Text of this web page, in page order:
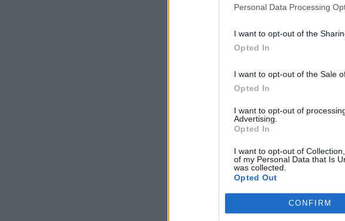
Personal Data Processing
I want to opt-out of the
Opted In
I want to opt-out of the Sale
Opted In
I want to opt-out of
Advertising.
Opted In
I want to opt-out of
of my Personal Data that Is
was collected.
Opted Out
CONFIRM